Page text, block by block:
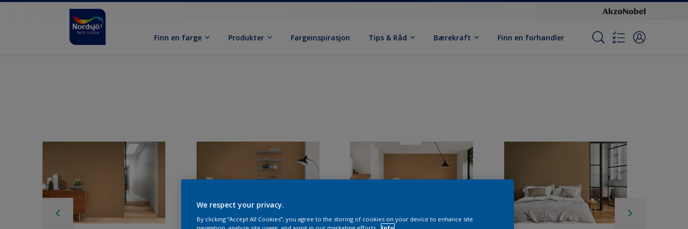
Finn en farge Produkter Fargeinspirasjon Tips & Råd Bærekraft Finn en forhandler
We respect your privacy.
By clicking “Accept All Cookies”, you agree to the storing of cookies on your device to enhance site